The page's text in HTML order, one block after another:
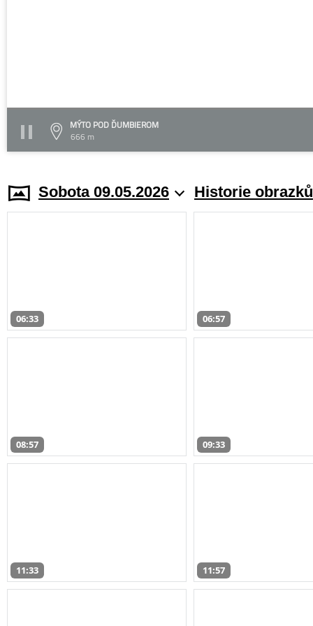
MÝTO POD ĎUMBIEROM
666 m
Sobota 09.05.2026 Historie obrazků
06:33 06:57
08:57 09:33
11:33 11:57